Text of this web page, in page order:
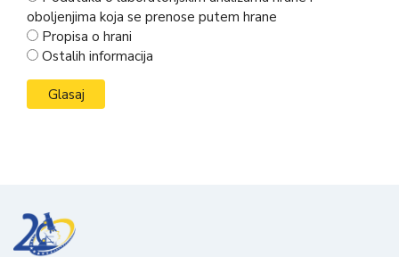
oboljenjima koja se prenose putem hrane
Propisa o hrani
Ostalih informacija